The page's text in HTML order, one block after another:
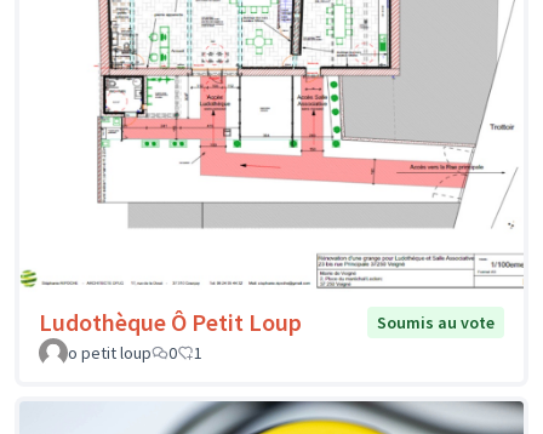
Ludothèque Ô Petit Loup
Soumis au vote
o petit loup
0 1